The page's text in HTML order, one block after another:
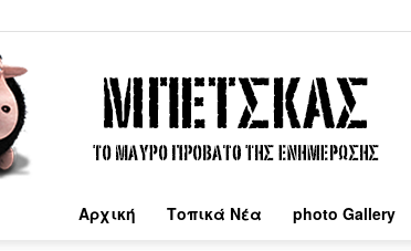
Αρχική Τοπικά Νέα photo Gallery